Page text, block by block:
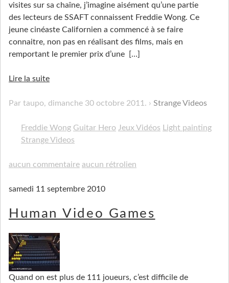
visites sur sa chaîne, j’imagine aisément qu’une partie
des lecteurs de SSAFT connaissent Freddie Wong. Ce
jeune cinéaste Californien a commencé à se faire
connaitre, non pas en réalisant des films, mais en
remportant le premier prix d’une
[…]
Lire la suite
Par taupo, dimanche 30 octobre 2011 . Strange Videos
Freddie Wong Guitar Hero Jeux Vidéos Light painting
Strange Videos
aucun commentaire aucun rétrolien
samedi 11 septembre 2010
Human Video Games
Quand on est plus de 111 joueurs, c’est difficile de